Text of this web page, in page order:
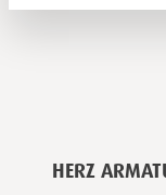
HERZ